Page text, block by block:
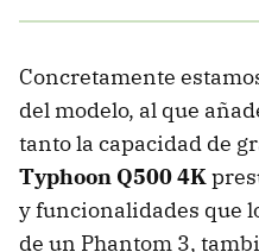
Concretamente
del modelo, al que
tanto la capacidad de
Typhoon Q500 4K
y funcionalidades que
de un Phantom 3,